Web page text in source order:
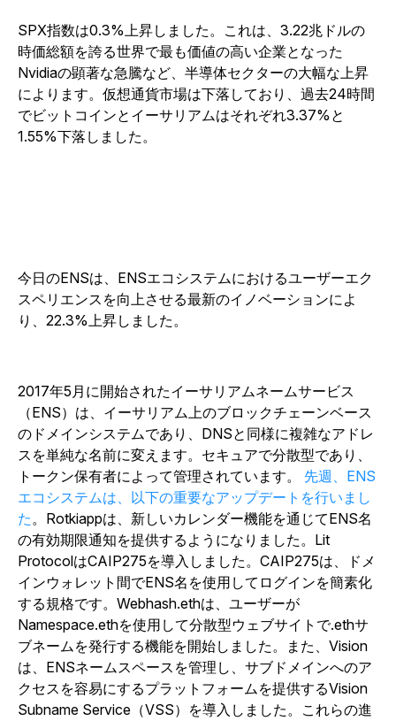
SPX指数は0.3%上昇しました。これは、3.22兆ドルの
時価総額を誇る世界で最も価値の高い企業となった
Nvidiaの顕著な急騰など、半導体セクターの大幅な上昇
によります。仮想通貨市場は下落しており、過去24時間
でビットコインとイーサリアムはそれぞれ3.37%と
1.55%下落しました。
今日のENSは、ENSエコシステムにおけるユーザーエク
スペリエンスを向上させる最新のイノベーションによ
り、22.3%上昇しました。
2017年5月に開始されたイーサリアムネームサービス
（ENS）は、イーサリアム上のブロックチェーンベース
のドメインシステムであり、DNSと同様に複雑なアドレ
スを単純な名前に変えます。セキュアで分散型であり、
トークン保有者によって管理されています。 先週、ENS
エコシステムは、以下の重要なアップデートを行いまし
た。Rotkiappは、新しいカレンダー機能を通じてENS名
の有効期限通知を提供するようになりました。Lit
ProtocolはCAIP275を導入しました。CAIP275は、ドメ
インウォレット間でENS名を使用してログインを簡素化
する規格です。Webhash.ethは、ユーザーが
Namespace.ethを使用して分散型ウェブサイトで.ethサ
ブネームを発行する機能を開始しました。また、Vision
は、ENSネームスペースを管理し、サブドメインへのア
クセスを容易にするプラットフォームを提供するVision
Subname Service（VSS）を導入しました。これらの進